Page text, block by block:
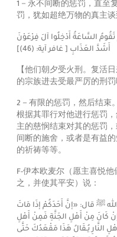
1－永不间断的惩罚，直至
罚，犹如超绝万物的真主
السَّاعَةُ أَدْخِلُوا آلَ فِرْعَوْنَ
أَشَدَّ العَذَابِ [ غافر آية: (46
)]
【他们朝夕受火刑。复活
的宗族进去受最严厉的刑罚
2－有限的惩罚，然后结束
根据其罪行对他进行惩罚
主的慈悯结束对其的惩罚
间断的施舍，或者是有益
的祈祷等等。
F-伊本欧麦尔（愿主喜悦
之，并使其平安）说：
ﷺ‬ قال: «إنَّ أَحَدَكُمْ إذَا مَاتَ
كَانَ مِنْ أَهْلِ الجَنَّةِ فَمِنْ أَهْلِ
النَّارِ يُـقَالُ هَذَا مَقْعَدُكَ حَتَّى